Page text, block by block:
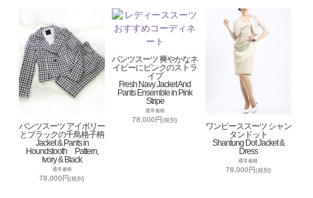
パンツスーツ アイボリー
とブラックの千鳥格子柄
Jacket & Pants in
Houndstooth Pattern,
Ivory & Black
通常価格
78,000円(税別)
パンツスーツ 爽やかなネ
イビーにピンクのストラ
イプ
Fresh Navy Jacket And
Pants Ensemble in Pink
Stripe
通常価格
78,000円(税別)
ワンピーススーツ シャン
タンドット
Shantung Dot Jacket &
Dress
通常価格
78,000円(税別)